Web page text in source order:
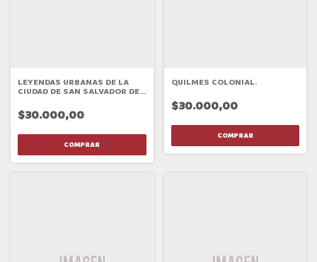
LEYENDAS URBANAS DE LA
CIUDAD DE SAN SALVADOR DE
$30.000,00
QUILMES COLONIAL.
$30.000,00